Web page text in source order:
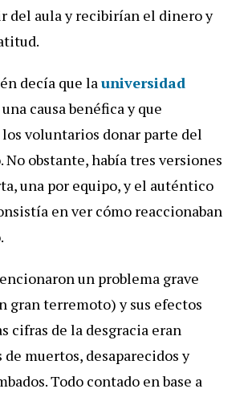
del aula y recibirían el dinero y
decía que launiversidad
causa benéfica y que
los voluntarios donar parte del
obstante, había tres versiones
una por equipo, y el auténtico
en ver cómo reaccionaban
un problema grave
gran terremoto) y sus efectos
cifras de la desgracia eran
muertos, desaparecidos y
Todo contado en base a